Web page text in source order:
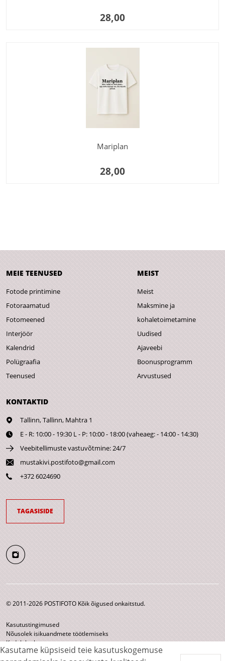
28,00
Mariplan
28,00
Kasutame küpsiseid teie kasutuskogemuse
MEIE TEENUSED
Fotode printimine
Fotoraamatud
Fotomeened
Interjöör
Kalendrid
Polügraafia
Teenused
MEIST
Meist
Maksmine ja
kohaletoimetamine
Uudised
Ajaveebi
Boonusprogramm
Arvustused
KONTAKTID
Tallinn,Tallinn, Mahtra 1
E - R: 10:00 - 19:30 L - P: 10:00 - 18:00 (vaheaeg: - 14:00 - 14:30)
Veebitellimuste vastuvõtmine: 24/7
mustakivi.postifoto@gmail.com
+372 6024690
TAGASISIDE
© 2011-2026 POSTIFOTO Kõik õigused onkaitstud.
Kasutustingimused
Nõusolek isikuandmete töötlemiseks
Kodulehe kaart